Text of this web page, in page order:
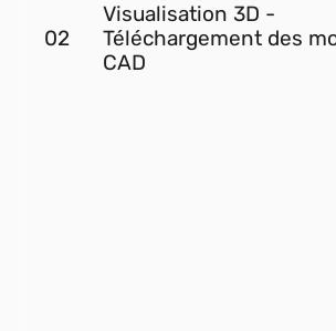
02
Visualisation 3D -
Téléchargement des
CAD